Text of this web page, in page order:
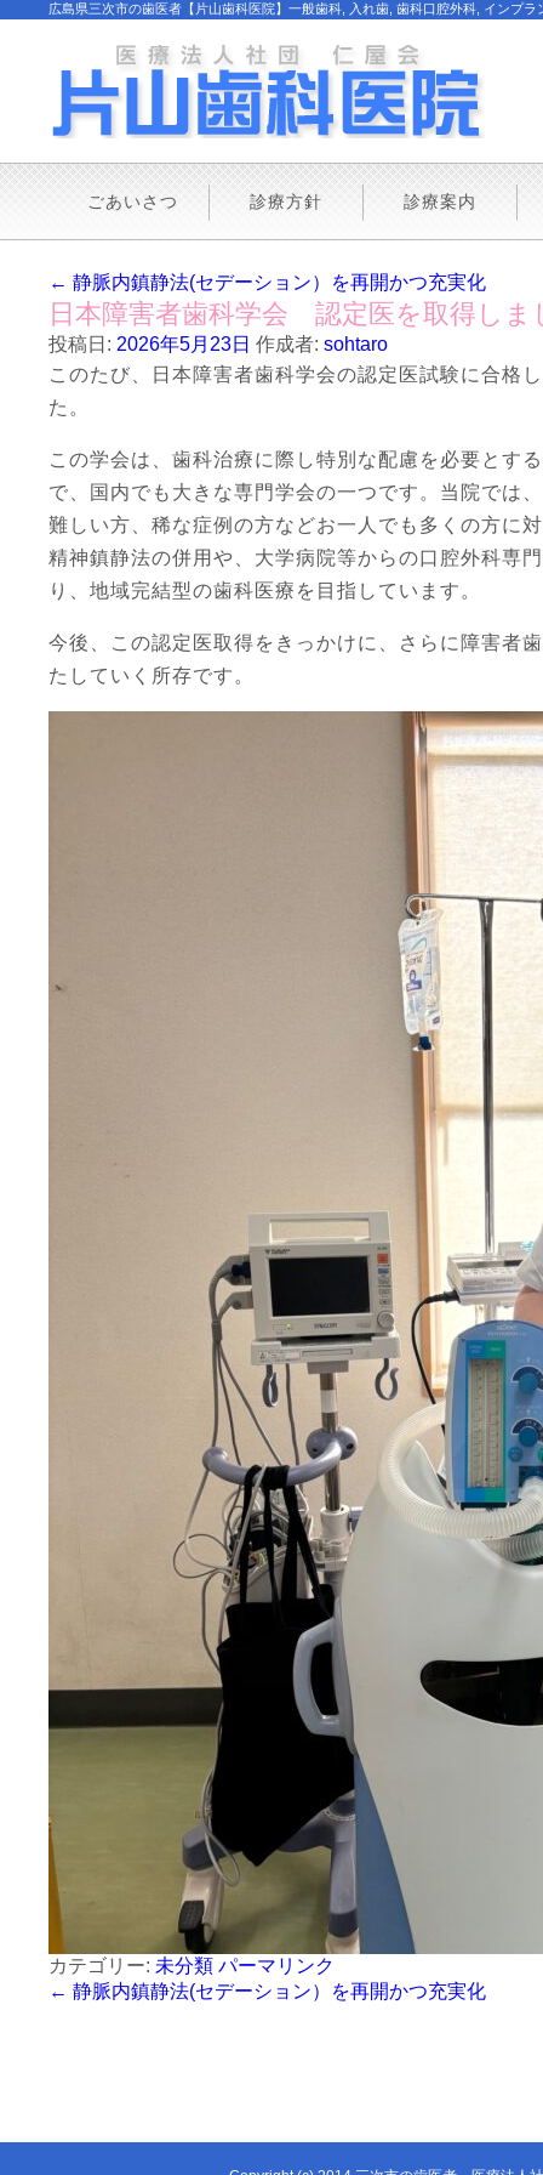
広島県三次市の歯医者【片山歯科医院】一般歯科, 入れ歯, 歯科口腔外科, インプ
ごあいさつ 診療方針 診療案内
← 静脈内鎮静法(セデーション）を再開かつ充実化
日本障害者歯科学会 認定医を取得しま
投稿日: 2026年5月23日 作成者: sohtaro
このたび、日本障害者歯科学会の認定医試験に合格
た。
この学会は、歯科治療に際し特別な配慮を必要とす
で、国内でも大きな専門学会の一つです。当院では
難しい方、稀な症例の方などお一人でも多くの方に
精神鎮静法の併用や、大学病院等からの口腔外科専
り、地域完結型の歯科医療を目指しています。
今後、この認定医取得をきっかけに、さらに障害者
たしていく所存です。
カテゴリー: 未分類 パーマリンク
← 静脈内鎮静法(セデーション）を再開かつ充実化